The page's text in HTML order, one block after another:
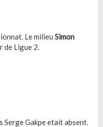
Le milieu Simon
de Ligue 2.
Serge Gakpe etait absent.